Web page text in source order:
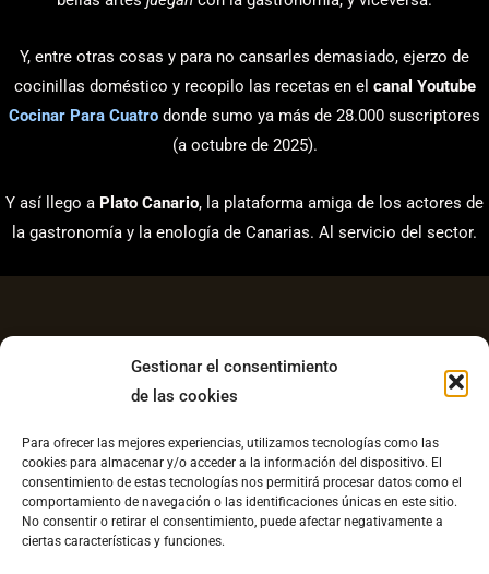
Gestionar el consentimiento
de las cookies
Para ofrecer las mejores experiencias, utilizamos tecnologías como las
cookies para almacenar y/o acceder a la información del dispositivo. El
consentimiento de estas tecnologías nos permitirá procesar datos como el
comportamiento de navegación o las identificaciones únicas en este sitio.
No consentir o retirar el consentimiento, puede afectar negativamente a
ciertas características y funciones.
Y, entre otras cosas y para no cansarles demasiado, ejerzo de
cocinillas doméstico y recopilo las recetas en el canal Youtube
Cocinar Para Cuatro donde sumo ya más de 28.000 suscriptores
(a octubre de 2025).
Y así llego a Plato Canario, la plataforma amiga de los actores de
la gastronomía y la enología de Canarias. Al servicio del sector.
Política de Privacidad
Contacto
Política de cookies UE